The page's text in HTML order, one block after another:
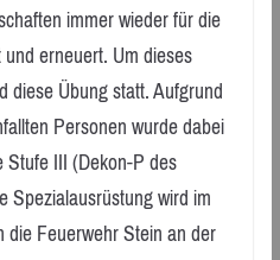
immer wieder für die
erneuert. Um dieses
Übung statt. Aufgrund
Personen wurde dabei
III (Dekon-P des
Spezialausrüstung wird im
Feuerwehr Stein an der